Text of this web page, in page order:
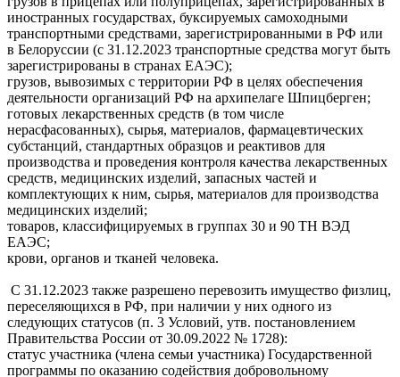
иностранных государствах, буксируемых самоходными
транспортными средствами, зарегистрированными в РФ или
в Белоруссии (с 31.12.2023 транспортные средства могут быть
зарегистрированы в странах ЕАЭС);
грузов, вывозимых с территории РФ в целях обеспечения
деятельности организаций РФ на архипелаге Шпицберген;
готовых лекарственных средств (в том числе
нерасфасованных), сырья, материалов, фармацевтических
субстанций, стандартных образцов и реактивов для
производства и проведения контроля качества лекарственных
средств, медицинских изделий, запасных частей и
комплектующих к ним, сырья, материалов для производства
медицинских изделий;
товаров, классифицируемых в группах 30 и 90 ТН ВЭД
ЕАЭС;
крови, органов и тканей человека.
С 31.12.2023 также разрешено перевозить имущество физлиц,
переселяющихся в РФ, при наличии у них одного из
следующих статусов (п. 3 Условий, утв. постановлением
Правительства России от 30.09.2022 № 1728):
статус участника (члена семьи участника) Государственной
программы по оказанию содействия добровольному